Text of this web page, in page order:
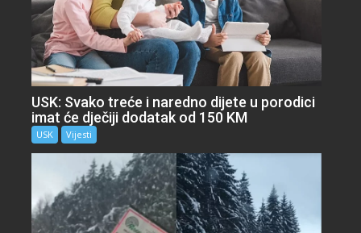
USK: Svako treće i naredno dijete u porodici
imat će dječiji dodatak od 150 KM
USK Vijesti